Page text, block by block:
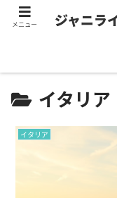
イタリア
イタリア
メニュー
ジャニ